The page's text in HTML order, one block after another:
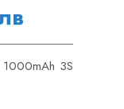
1000mAh 3S